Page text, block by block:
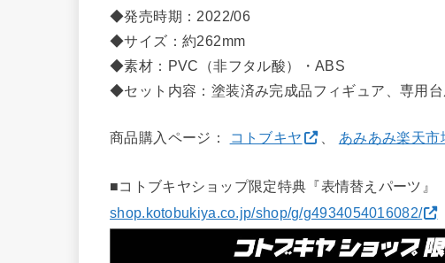
◆発売時期：2022/06
◆サイズ：約262mm
◆素材：PVC（非フタル酸）・ABS
◆セット内容：塗装済み完成品フィギュア、専用台
商品購入ページ： コトブキヤ あみあみ楽天市
■コトブキヤショップ限定特典『表情替えパーツ』
shop.kotobukiya.co.jp/shop/g/g4934054016082/